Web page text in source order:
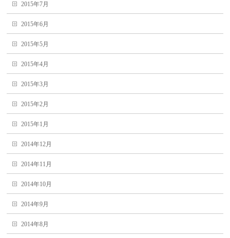
2015年7月
2015年6月
2015年5月
2015年4月
2015年3月
2015年2月
2015年1月
2014年12月
2014年11月
2014年10月
2014年9月
2014年8月